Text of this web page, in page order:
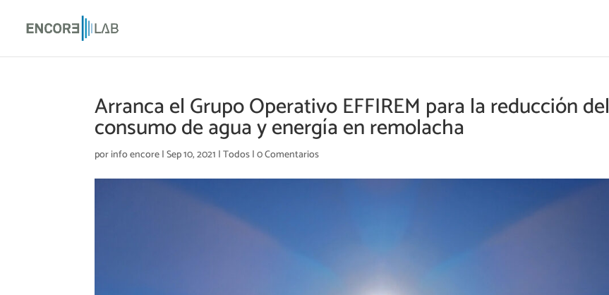
Arranca el Grupo Operativo EFFIREM para la reducción del
consumo de agua y energía en remolacha
porinfo encore|Sep 10, 2021 |Todos|0 Comentarios